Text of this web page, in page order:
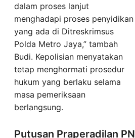
dalam proses lanjut
menghadapi proses penyidikan
yang ada di Ditreskrimsus
Polda Metro Jaya,” tambah
Budi. Kepolisian menyatakan
tetap menghormati prosedur
hukum yang berlaku selama
masa pemeriksaan
berlangsung.
Putusan Praperadilan PN